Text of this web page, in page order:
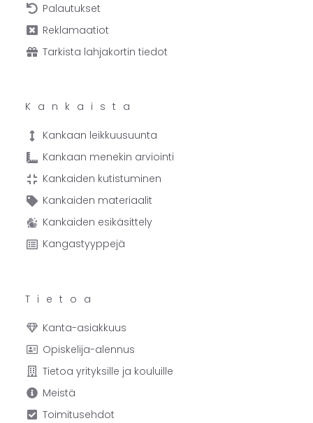
Palautukset
Reklamaatiot
Tarkista lahjakortin tiedot
Kankaista
Kankaan leikkuusuunta
Kankaan menekin arviointi
Kankaiden kutistuminen
Kankaiden materiaalit
Kankaiden esikäsittely
Kangastyyppejä
Tietoa
Kanta-asiakkuus
Opiskelija-alennus
Tietoa yrityksille ja kouluille
Meistä
Toimitusehdot